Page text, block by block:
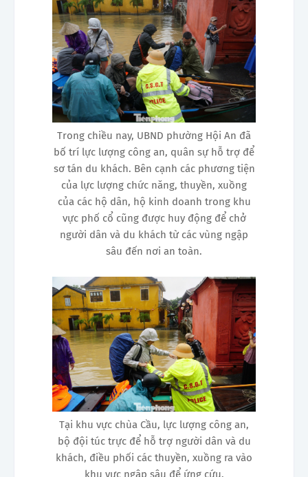
Trong chiều nay, UBND phường Hội An đã
bố trí lực lượng công an, quân sự hỗ trợ để
sơ tán du khách. Bên cạnh các phương tiện
của lực lượng chức năng, thuyền, xuồng
của các hộ dân, hộ kinh doanh trong khu
vực phố cổ cũng được huy động để chở
người dân và du khách từ các vùng ngập
sâu đến nơi an toàn.
Tại khu vực chùa Cầu, lực lượng công an,
bộ đội túc trực để hỗ trợ người dân và du
khách, điều phối các thuyền, xuồng ra vào
khu vực ngập sâu để ứng cứu.